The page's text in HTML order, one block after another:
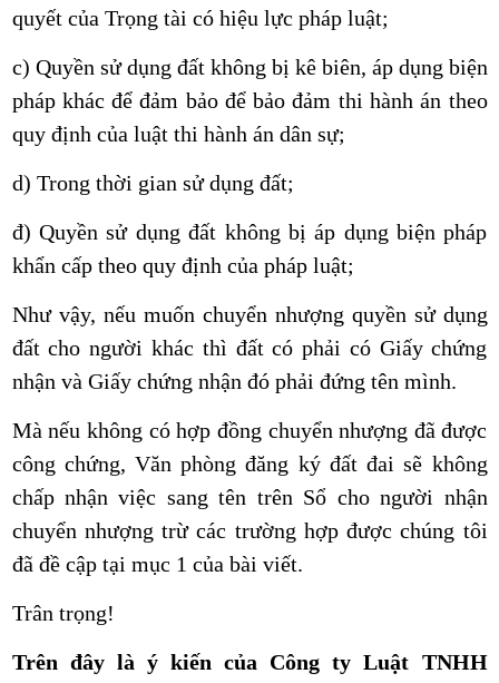
quyết của Trọng tài có hiệu lực pháp luật;
c) Quyền sử dụng đất không bị kê biên, áp dụng biện
pháp khác để đảm bảo để bảo đảm thi hành án theo
quy định của luật thi hành án dân sự;
d) Trong thời gian sử dụng đất;
đ) Quyền sử dụng đất không bị áp dụng biện pháp
khẩn cấp theo quy định của pháp luật;
Như vậy, nếu muốn chuyển nhượng quyền sử dụng
đất cho người khác thì đất có phải có Giấy chứng
nhận và Giấy chứng nhận đó phải đứng tên mình.
Mà nếu không có hợp đồng chuyển nhượng đã được
công chứng, Văn phòng đăng ký đất đai sẽ không
chấp nhận việc sang tên trên Sổ cho người nhận
chuyển nhượng trừ các trường hợp được chúng tôi
đã đề cập tại mục 1 của bài viết.
Trân trọng!
Trên đây là ý kiến của Công ty Luật TNHH